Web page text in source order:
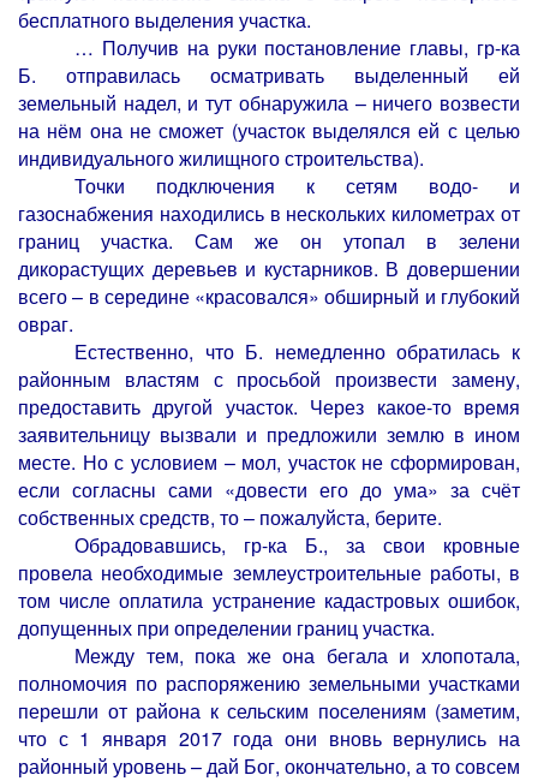
бесплатного выделения участка.
… Получив на руки постановление главы, гр-ка
Б. отправилась осматривать выделенный ей
земельный надел, и тут обнаружила – ничего возвести
на нём она не сможет (участок выделялся ей с целью
индивидуального жилищного строительства).
Точки подключения к сетям водо- и
газоснабжения находились в нескольких километрах от
границ участка. Сам же он утопал в зелени
дикорастущих деревьев и кустарников. В довершении
всего – в середине «красовался» обширный и глубокий
овраг.
Естественно, что Б. немедленно обратилась к
районным властям с просьбой произвести замену,
предоставить другой участок. Через какое-то время
заявительницу вызвали и предложили землю в ином
месте. Но с условием – мол, участок не сформирован,
если согласны сами «довести его до ума» за счёт
собственных средств, то – пожалуйста, берите.
Обрадовавшись, гр-ка Б., за свои кровные
провела необходимые землеустроительные работы, в
том числе оплатила устранение кадастровых ошибок,
допущенных при определении границ участка.
Между тем, пока же она бегала и хлопотала,
полномочия по распоряжению земельными участками
перешли от района к сельским поселениям (заметим,
что с 1 января 2017 года они вновь вернулись на
районный уровень – дай Бог, окончательно, а то совсем